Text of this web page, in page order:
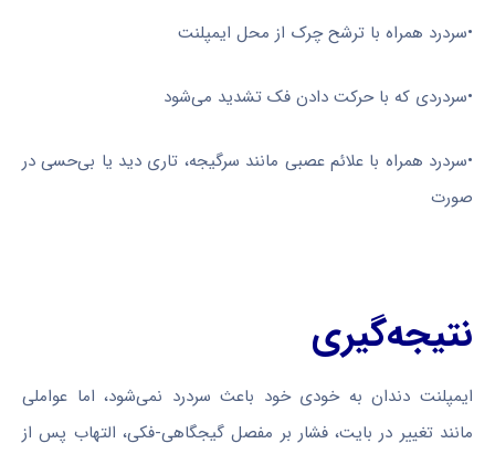
•سردرد همراه با ترشح چرک از محل ایمپلنت
•سردردی که با حرکت دادن فک تشدید می‌شود
•سردرد همراه با علائم عصبی مانند سرگیجه، تاری دید یا بی‌حسی در
صورت
نتیجه‌گیری
ایمپلنت دندان به خودی خود باعث سردرد نمی‌شود، اما عواملی
مانند تغییر در بایت، فشار بر مفصل گیجگاهی-فکی، التهاب پس از